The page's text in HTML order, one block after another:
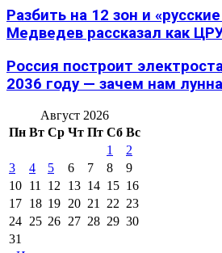
Разбить на 12 зон и
Медведев рассказал как
Россия построит
2036 году — зачем нам
Август 2026
Пн Вт Ср Чт Пт Сб Вс
1
2
3
4 5 6 7 8
9
10 11 12 13 14 15 16
17 18 19 20 21 22 23
24 25 26 27 28 29 30
31